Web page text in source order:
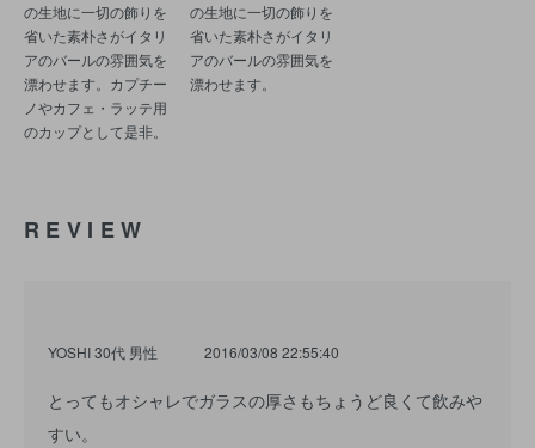
の生地に一切の飾りを
省いた素朴さがイタリ
アのバールの雰囲気を
漂わせます。カプチー
ノやカフェ・ラッテ用
のカップとして是非。
の生地に一切の飾りを
省いた素朴さがイタリ
アのバールの雰囲気を
漂わせます。
REVIEW
YOSHI 30代 男性 2016/03/08 22:55:40
とってもオシャレでガラスの厚さもちょうど良くて飲みや
すい。